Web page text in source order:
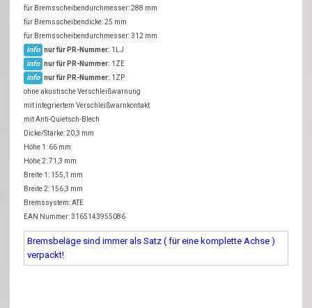
für Bremsscheibendurchmesser: 288 mm
für Bremsscheibendicke: 25 mm
für Bremsscheibendurchmesser: 312 mm
info nur für PR-Nummer: 1LJ
info nur für PR-Nummer: 1ZE
info nur für PR-Nummer: 1ZP
ohne akustische Verschleißwarnung
mit integriertem Verschleißwarnkontakt
mit Anti-Quietsch-Blech
Dicke/Stärke: 20,3 mm
Höhe 1: 66 mm
Höhe 2: 71,3 mm
Breite 1: 155,1 mm
Breite 2: 156,3 mm
Bremssystem: ATE
EAN Nummer: 3165143955086
Bremsbeläge sind immer als Satz ( für eine komplette Achse )
verpackt!